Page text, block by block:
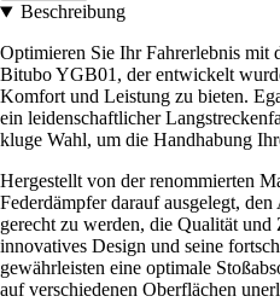
Beschreibung
Optimieren Sie Ihr Fahrerlebnis mit
Bitubo YGB01, der entwickelt
Komfort und Leistung zu bieten.
ein leidenschaftlicher
kluge Wahl, um die Handhabung
Hergestellt von der renommierten
Federdämpfer darauf ausgelegt,
gerecht zu werden, die Qualität und
innovatives Design und seine
gewährleisten eine optimale
auf verschiedenen Oberflächen